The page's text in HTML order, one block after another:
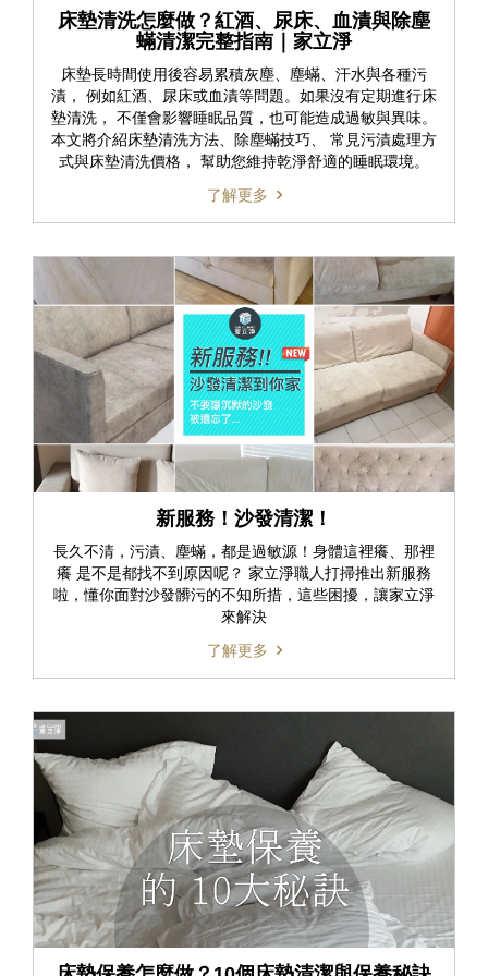
床墊清洗怎麼做？紅酒、尿床、血漬與除塵
蟎清潔完整指南｜家立淨
床墊長時間使用後容易累積灰塵、塵蟎、汗水與各種污
漬， 例如紅酒、尿床或血漬等問題。如果沒有定期進行床
墊清洗， 不僅會影響睡眠品質，也可能造成過敏與異味。
本文將介紹床墊清洗方法、除塵蟎技巧、 常見污漬處理方
式與床墊清洗價格， 幫助您維持乾淨舒適的睡眠環境。
了解更多
新服務！沙發清潔！
長久不清，污漬、塵蟎，都是過敏源！身體這裡癢、那裡
癢 是不是都找不到原因呢？ 家立淨職人打掃推出新服務
啦，懂你面對沙發髒污的不知所措，這些困擾，讓家立淨
來解決
了解更多